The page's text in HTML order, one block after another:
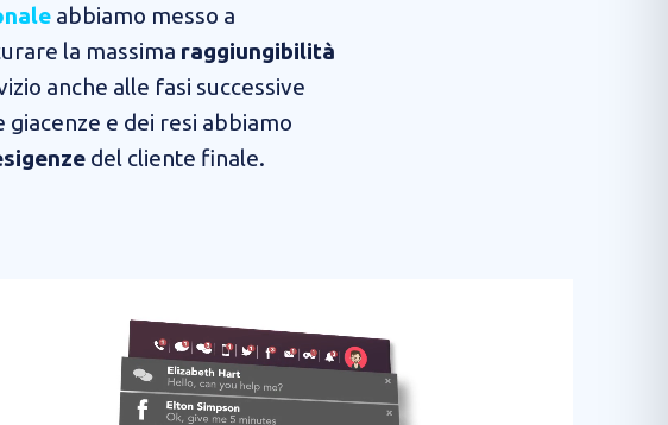
abbiamo messo a
la massima raggiungibilità
anche alle fasi successive
e dei resi abbiamo
del cliente finale.